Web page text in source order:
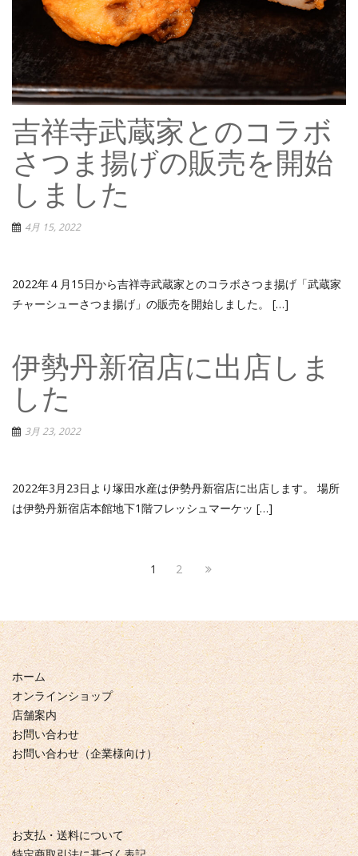
吉祥寺武蔵家とのコラボ
さつま揚げの販売を開始
しました
4月 15, 2022
2022年４月15日から吉祥寺武蔵家とのコラボさつま揚げ「武蔵家
チャーシューさつま揚げ」の販売を開始しました。 […]
伊勢丹新宿店に出店しま
した
3月 23, 2022
2022年3月23日より塚田水産は伊勢丹新宿店に出店します。 場所
は伊勢丹新宿店本館地下1階フレッシュマーケッ […]
1 2
ホーム
オンラインショップ
店舗案内
お問い合わせ
お問い合わせ（企業様向け）
お支払・送料について